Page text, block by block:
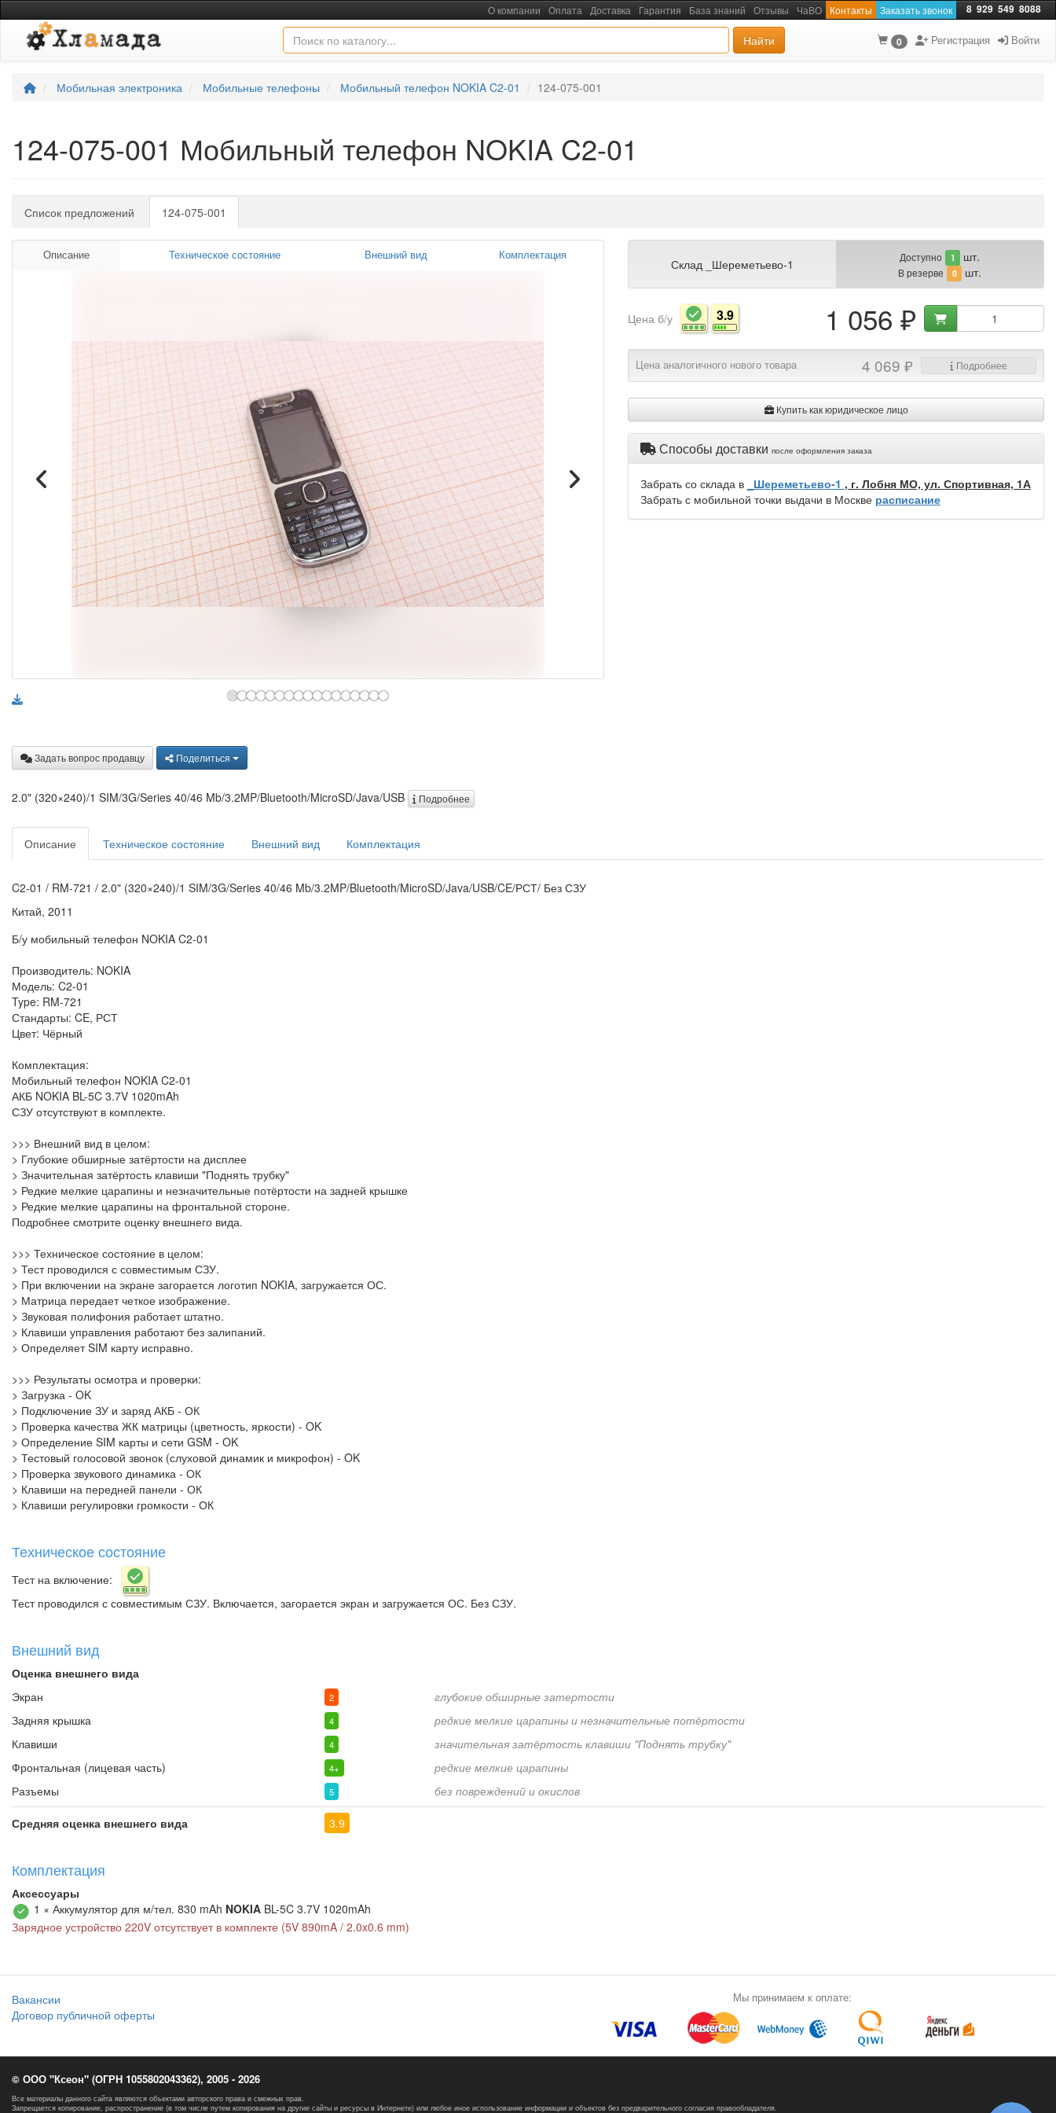
О компании Оплата Доставка Гарантия База знаний Отзывы ЧаВО Контакты Заказать звонок 8 929 549 8088
Найти 0 Регистрация Войти
Мобильная электроника Мобильные телефоны Мобильный телефон NOKIA C2-01 124-075-001
124-075-001 Мобильный телефон NOKIA C2-01
Список предложений 124-075-001
Описание Техническое состояние Внешний вид Комплектация
Склад _Шереметьево-1 Доступно 1 шт.
В резерве 0 шт.
Цена б/у 3.9 1 056 ₽
Цена аналогичного нового товара 4 069 ₽ Подробнее
Купить как юридическое лицо
Способы доставки после оформления заказа
Забрать со склада в _Шереметьево-1 , г. Лобня МО, ул. Спортивная, 1А
Забрать с мобильной точки выдачи в Москве расписание
Задать вопрос продавцу Поделиться
2.0" (320×240)/1 SIM/3G/Series 40/46 Mb/3.2MP/Bluetooth/MicroSD/Java/USB Подробнее
Описание Техническое состояние Внешний вид Комплектация
C2-01 / RM-721 / 2.0" (320×240)/1 SIM/3G/Series 40/46 Mb/3.2MP/Bluetooth/MicroSD/Java/USB/CE/РСТ/ Без СЗУ
Китай, 2011
Б/у мобильный телефон NOKIA C2-01
Производитель: NOKIA
Модель: C2-01
Type: RM-721
Стандарты: CE, РСТ
Цвет: Чёрный
Комплектация:
Мобильный телефон NOKIA C2-01
АКБ NOKIA BL-5C 3.7V 1020mAh
СЗУ отсутствуют в комплекте.
>>> Внешний вид в целом:
> Глубокие обширные затёртости на дисплее
> Значительная затёртость клавиши "Поднять трубку"
> Редкие мелкие царапины и незначительные потёртости на задней крышке
> Редкие мелкие царапины на фронтальной стороне.
Подробнее смотрите оценку внешнего вида.
>>> Техническое состояние в целом:
> Тест проводился с совместимым СЗУ.
> При включении на экране загорается логотип NOKIA, загружается ОС.
> Матрица передает четкое изображение.
> Звуковая полифония работает штатно.
> Клавиши управления работают без залипаний.
> Определяет SIM карту исправно.
>>> Результаты осмотра и проверки:
> Загрузка - OK
> Подключение ЗУ и заряд АКБ - ОК
> Проверка качества ЖК матрицы (цветность, яркости) - OK
> Определение SIM карты и сети GSM - OK
> Тестовый голосовой звонок (слуховой динамик и микрофон) - OK
> Проверка звукового динамика - ОК
> Клавиши на передней панели - ОК
> Клавиши регулировки громкости - ОК
Техническое состояние
Тест на включение:
Тест проводился с совместимым СЗУ. Включается, загорается экран и загружается ОС. Без СЗУ.
Внешний вид
Оценка внешнего вида
Экран
2
глубокие обширные затертости
Задняя крышка
4
редкие мелкие царапины и незначительные потёртости
Клавиши
4
значительная затёртость клавиши "Поднять трубку"
Фронтальная (лицевая часть)
4+
редкие мелкие царапины
Разъемы
5 без повреждений и окислов
Средняя оценка внешнего вида 3.9
Комплектация
Аксессуары
1 × Аккумулятор для м/тел. 830 mAh NOKIABL-5C 3.7V 1020mAh
Зарядное устройство 220V отсутствует в комплекте (5V 890mA / 2.0x0.6 mm)
Вакансии
Договор публичной оферты
Мы принимаем к оплате:
© ООО "Ксеон" (ОГРН 1055802043362), 2005 - 2026
Все материалы данного сайта являются объектами авторского права и смежных прав.
Запрещается копирование, распространение (в том числе путем копирования на другие сайты и ресурсы в Интернете) или любое иное использование информации и объектов без предварительного согласия правообладателя.